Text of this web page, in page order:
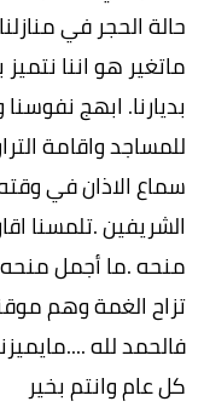
حالة الحجر في منازلنا
ماتغير هو اننا
بديارنا. ابهج
للمساجد واقامة
سماع الاذان في
الشريفين .تلمسنا
منحه .ما أجمل منحه
تزاح الغمة وهم
فالحمد لله
كل عام وانتم بخير